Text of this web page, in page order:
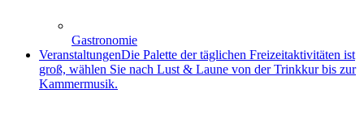
Gastronomie
VeranstaltungenDie Palette der täglichen Freizeitaktivitäten ist
groß, wählen Sie nach Lust & Laune von der Trinkkur bis zur
Kammermusik.